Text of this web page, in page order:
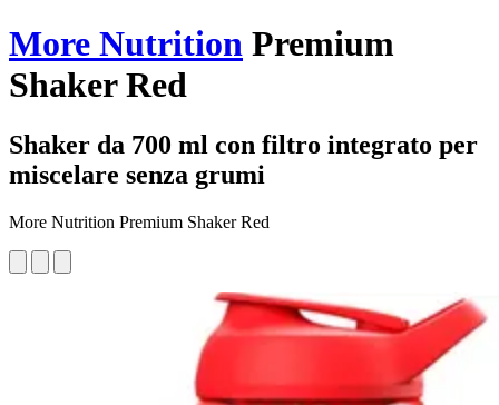
More Nutrition Premium
Shaker Red
Shaker da 700 ml con filtro integrato per
miscelare senza grumi
More Nutrition Premium Shaker Red